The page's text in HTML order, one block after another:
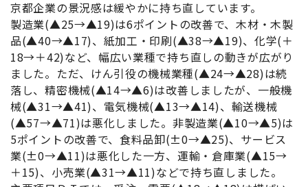
京都企業の景況感は緩やかに持ち直しています。
製造業(▲25→▲19)は6ポイントの改善で、木材・木製
品(▲40→▲17)、紙加工・印刷(▲38→▲19)、化学(＋
18→＋42)など、幅広い業種で持ち直しの動きが広がり
ました。ただ、けん引役の機械業種(▲24→▲28)は続
落し、精密機械(▲14→▲6)は改善しましたが、一般機
械(▲31→▲41)、電気機械(▲13→▲14)、輸送機械
(▲57→▲71)は悪化しました。非製造業(▲10→▲5)は
5ポイントの改善で、食料品卸(±0→▲25)、サービス
業(±0→▲11)は悪化した一方、運輸・倉庫業(▲15→
＋15)、小売業(▲31→▲11)などで持ち直しました。